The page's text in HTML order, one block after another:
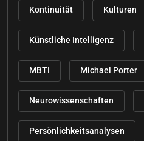
Kontinuität Kulturen
Künstliche Intelligenz
MBTI Michael Porter
Neurowissenschaften
Persönlichkeitsanalysen